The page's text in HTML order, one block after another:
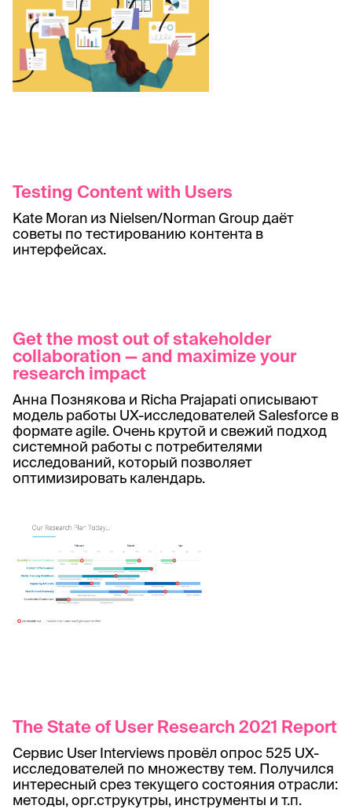
Testing Content with Users
Kate Moran из Nielsen/Norman Group даёт
советы по тестированию контента в
интерфейсах.
Get the most out of stakeholder
collaboration — and maximize your
research impact
Анна Познякова и Richa Prajapati описывают
модель работы UX-исследователей Salesforce в
формате agile. Очень крутой и свежий подход
системной работы с потребителями
исследований, который позволяет
оптимизировать календарь.
The State of User Research 2021 Report
Сервис User Interviews провёл опрос 525 UX-
исследователей по множеству тем. Получился
интересный срез текущего состояния отрасли:
методы, орг.струкутры, инструменты и т.п.